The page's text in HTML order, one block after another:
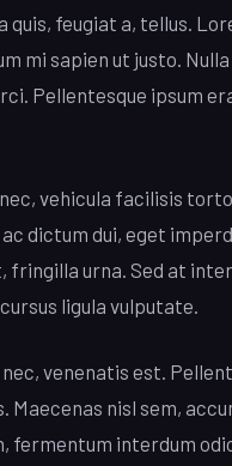
feugiat a, tellus.
mi sapien ut justo.
Pellentesque ipsum
vehicula facilisis
dictum dui, eget
urna. Sed at
ligula vulputate.
venenatis est.
nisl sem,
fermentum interdum